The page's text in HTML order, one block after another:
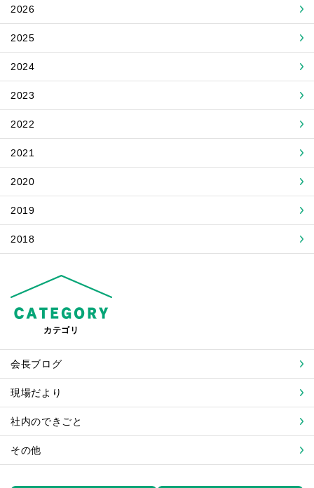
2026
2025
2024
2023
2022
2021
2020
2019
2018
カテゴリ
会長ブログ
現場だより
社内のできごと
その他